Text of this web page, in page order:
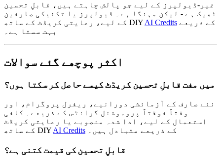
غیر-ڈیولپرز کے لیے جو پالش چاہتے ہیں، قابلِ تحسین
ٹھیک ہے - لیکن مہنگا ہے۔ ڈیولپرز یا تکنیکی صارفین
کے لیے، رعایتی کریڈٹ کے ساتھ DIY AI Credits
بہت سستا ہے۔
اکثر پوچھے گئے سوالات
میں مفت قابلِ تحسین کریڈٹ کیسے حاصل کر سکتا ہوں؟
نئے صارف کے آزمائشی دورانیے، ریفرل پروگرام، اور
وقتاً فوقتاً پروموشنل گرانٹس کے ذریعے۔ کافی
استعمال کے لیے، ادا شدہ منصوبے یا رعایتی کریڈٹ
کے ساتھ DIY AI Credits کے ذریعے متبادل ہیں۔
قابلِ تحسین کی قیمت کتنی ہے؟